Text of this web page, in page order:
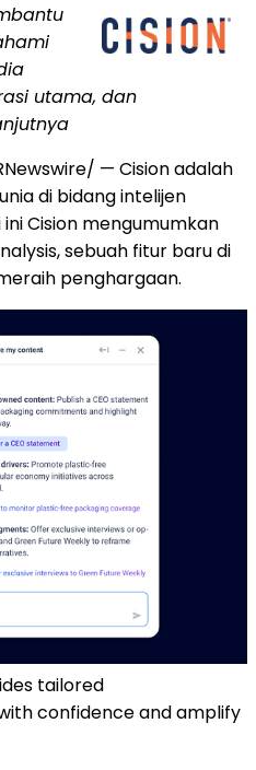
utama, dan
— Cision adalah
di bidang intelijen
Cision mengumumkan
sebuah fitur baru di
penghargaan.
tailored
confidence and amplify